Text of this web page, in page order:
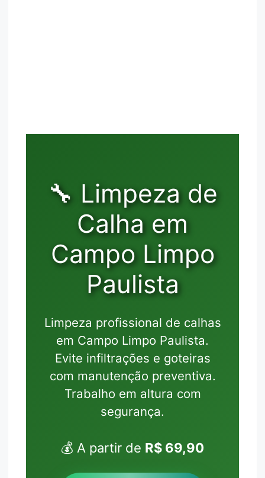
🔧 Limpeza de
Calha em
Campo Limpo
Paulista
Limpeza profissional de calhas
em Campo Limpo Paulista.
Evite infiltrações e goteiras
com manutenção preventiva.
Trabalho em altura com
segurança.
💰 A partir de R$ 69,90